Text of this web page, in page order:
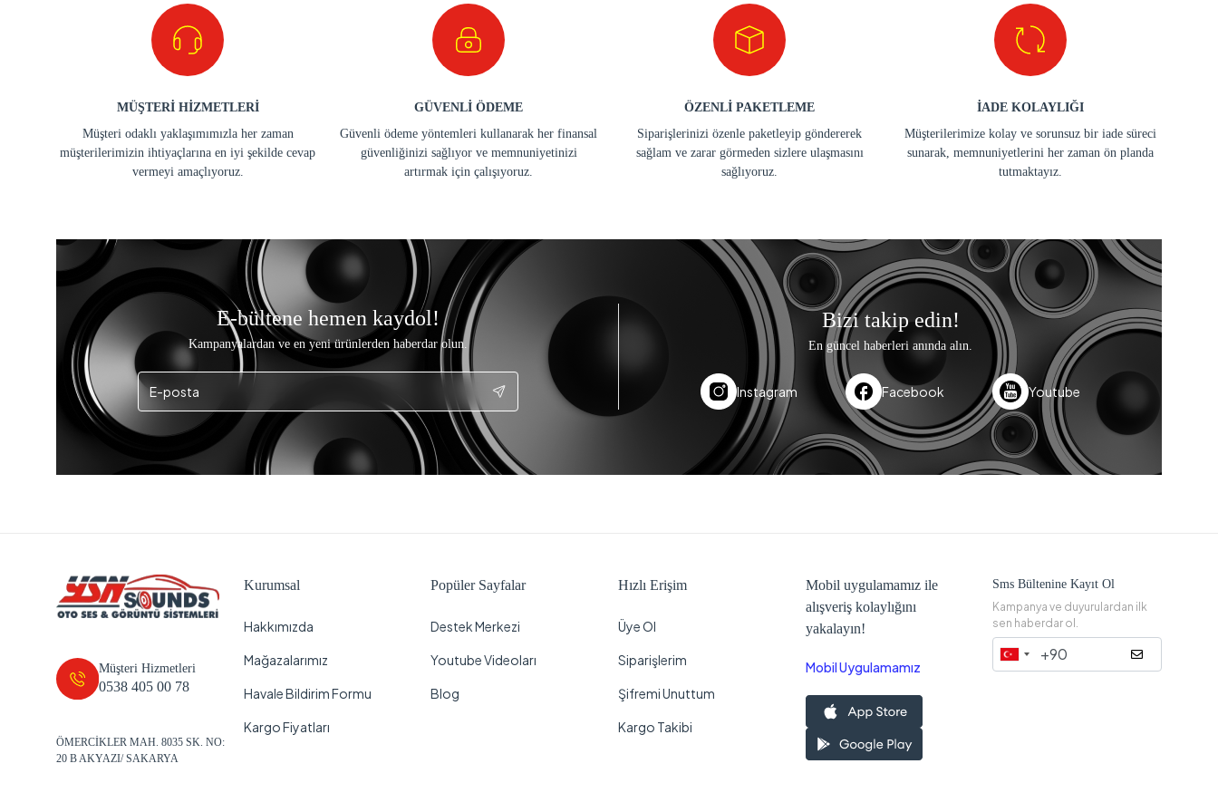
MÜŞTERİ HİZMETLERİ
Müşteri odaklı yaklaşımımızla her zaman
müşterilerimizin ihtiyaçlarına en iyi şekilde cevap
vermeyi amaçlıyoruz.
GÜVENLİ ÖDEME
Güvenli ödeme yöntemleri kullanarak her finansal
güvenliğinizi sağlıyor ve memnuniyetinizi
artırmak için çalışıyoruz.
ÖZENLİ PAKETLEME
Siparişlerinizi özenle paketleyip göndererek
sağlam ve zarar görmeden sizlere ulaşmasını
sağlıyoruz.
İADE KOLAYLIĞI
Müşterilerimize kolay ve sorunsuz bir iade süreci
sunarak, memnuniyetlerini her zaman ön planda
tutmaktayız.
E-bültene hemen kaydol!
Kampanyalardan ve en yeni ürünlerden haberdar olun.
Bizi takip edin!
En güncel haberleri anında alın.
Instagram Facebook Youtube
Müşteri Hizmetleri
0538 405 00 78
ÖMERCİKLER MAH. 8035 SK. NO:
20 B AKYAZI/ SAKARYA
Kurumsal
Hakkımızda
Mağazalarımız
Havale Bildirim Formu
Kargo Fiyatları
Popüler Sayfalar
Destek Merkezi
Youtube Videoları
Blog
Hızlı Erişim
Üye Ol
Siparişlerim
Şifremi Unuttum
Kargo Takibi
Mobil uygulamamız ile
alışveriş kolaylığını
yakalayın!
Mobil Uygulamamız
Sms Bültenine Kayıt Ol
Kampanya ve duyurulardan ilk
sen haberdar ol.